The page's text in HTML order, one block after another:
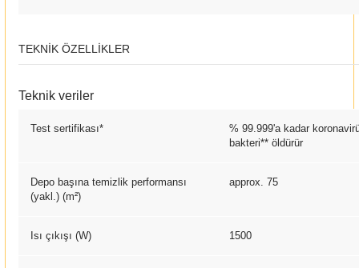
TEKNIK ÖZELLIKLER
Teknik veriler
Test sertifikası*
% 99.999'a kadar
bakteri** öldürür
Depo başına temizlik performansı
(yakl.) (m²)
approx. 75
Isı çıkışı (W) 1500